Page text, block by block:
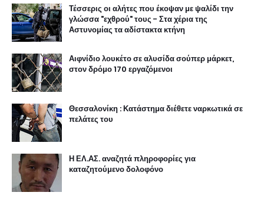
Τέσσερις οι αλήτες που έκοψαν με ψαλίδι την
γλώσσα "εχθρού" τους - Στα χέρια της
Αστυνομίας τα αδίστακτα κτήνη
Αιφνίδιο λουκέτο σε αλυσίδα σούπερ μάρκετ,
στον δρόμο 170 εργαζόμενοι
Θεσσαλονίκη : Κατάστημα διέθετε ναρκωτικά σε
πελάτες του
Η ΕΛ.ΑΣ. αναζητά πληροφορίες για
καταζητούμενο δολοφόνο